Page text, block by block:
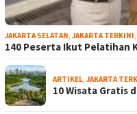
JAKARTA SELATAN JAKARTA TERKINI
140 Peserta Ikut Pelatihan
ARTIKEL JAKARTA
10 Wisata Gratis